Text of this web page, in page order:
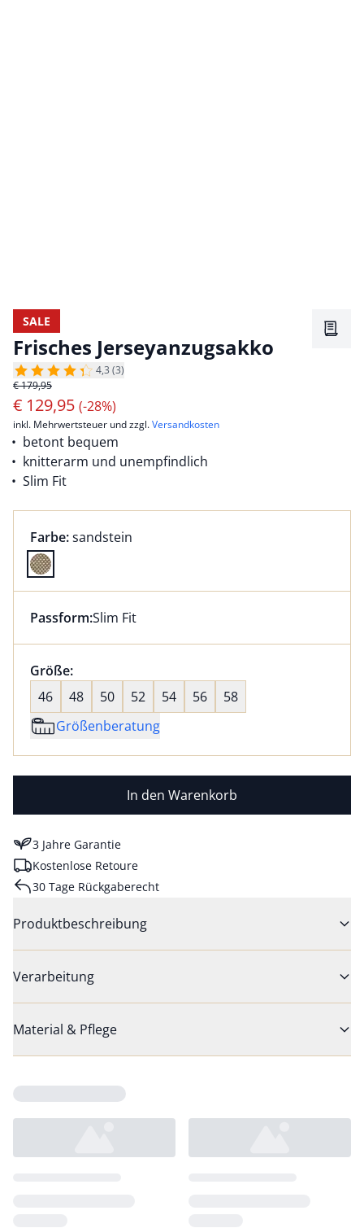
SALE
Frisches Jerseyanzugsakko
4,3 (3)
€ 179,95
€ 129,95 (-28%)
inkl. Mehrwertsteuer und zzgl.Versandkosten
betont bequem
knitterarm und unempfindlich
Slim Fit
Farbauswahl:
Farbe:aktuell ausgewählt:
sandstein
Farbe sandstein ausgewählt
Dieser Artikel hat die Passform Slim Fit. für
Passform:Slim Fit
Größenauswahl:
Größe:nichts ausgewählt
46
48 50 52 54 56
58
Größenberatung
In den Warenkorb
3 Jahre Garantie
Kostenlose Retoure
30 Tage Rückgaberecht
Produktbeschreibung
Verarbeitung
Material & Pflege